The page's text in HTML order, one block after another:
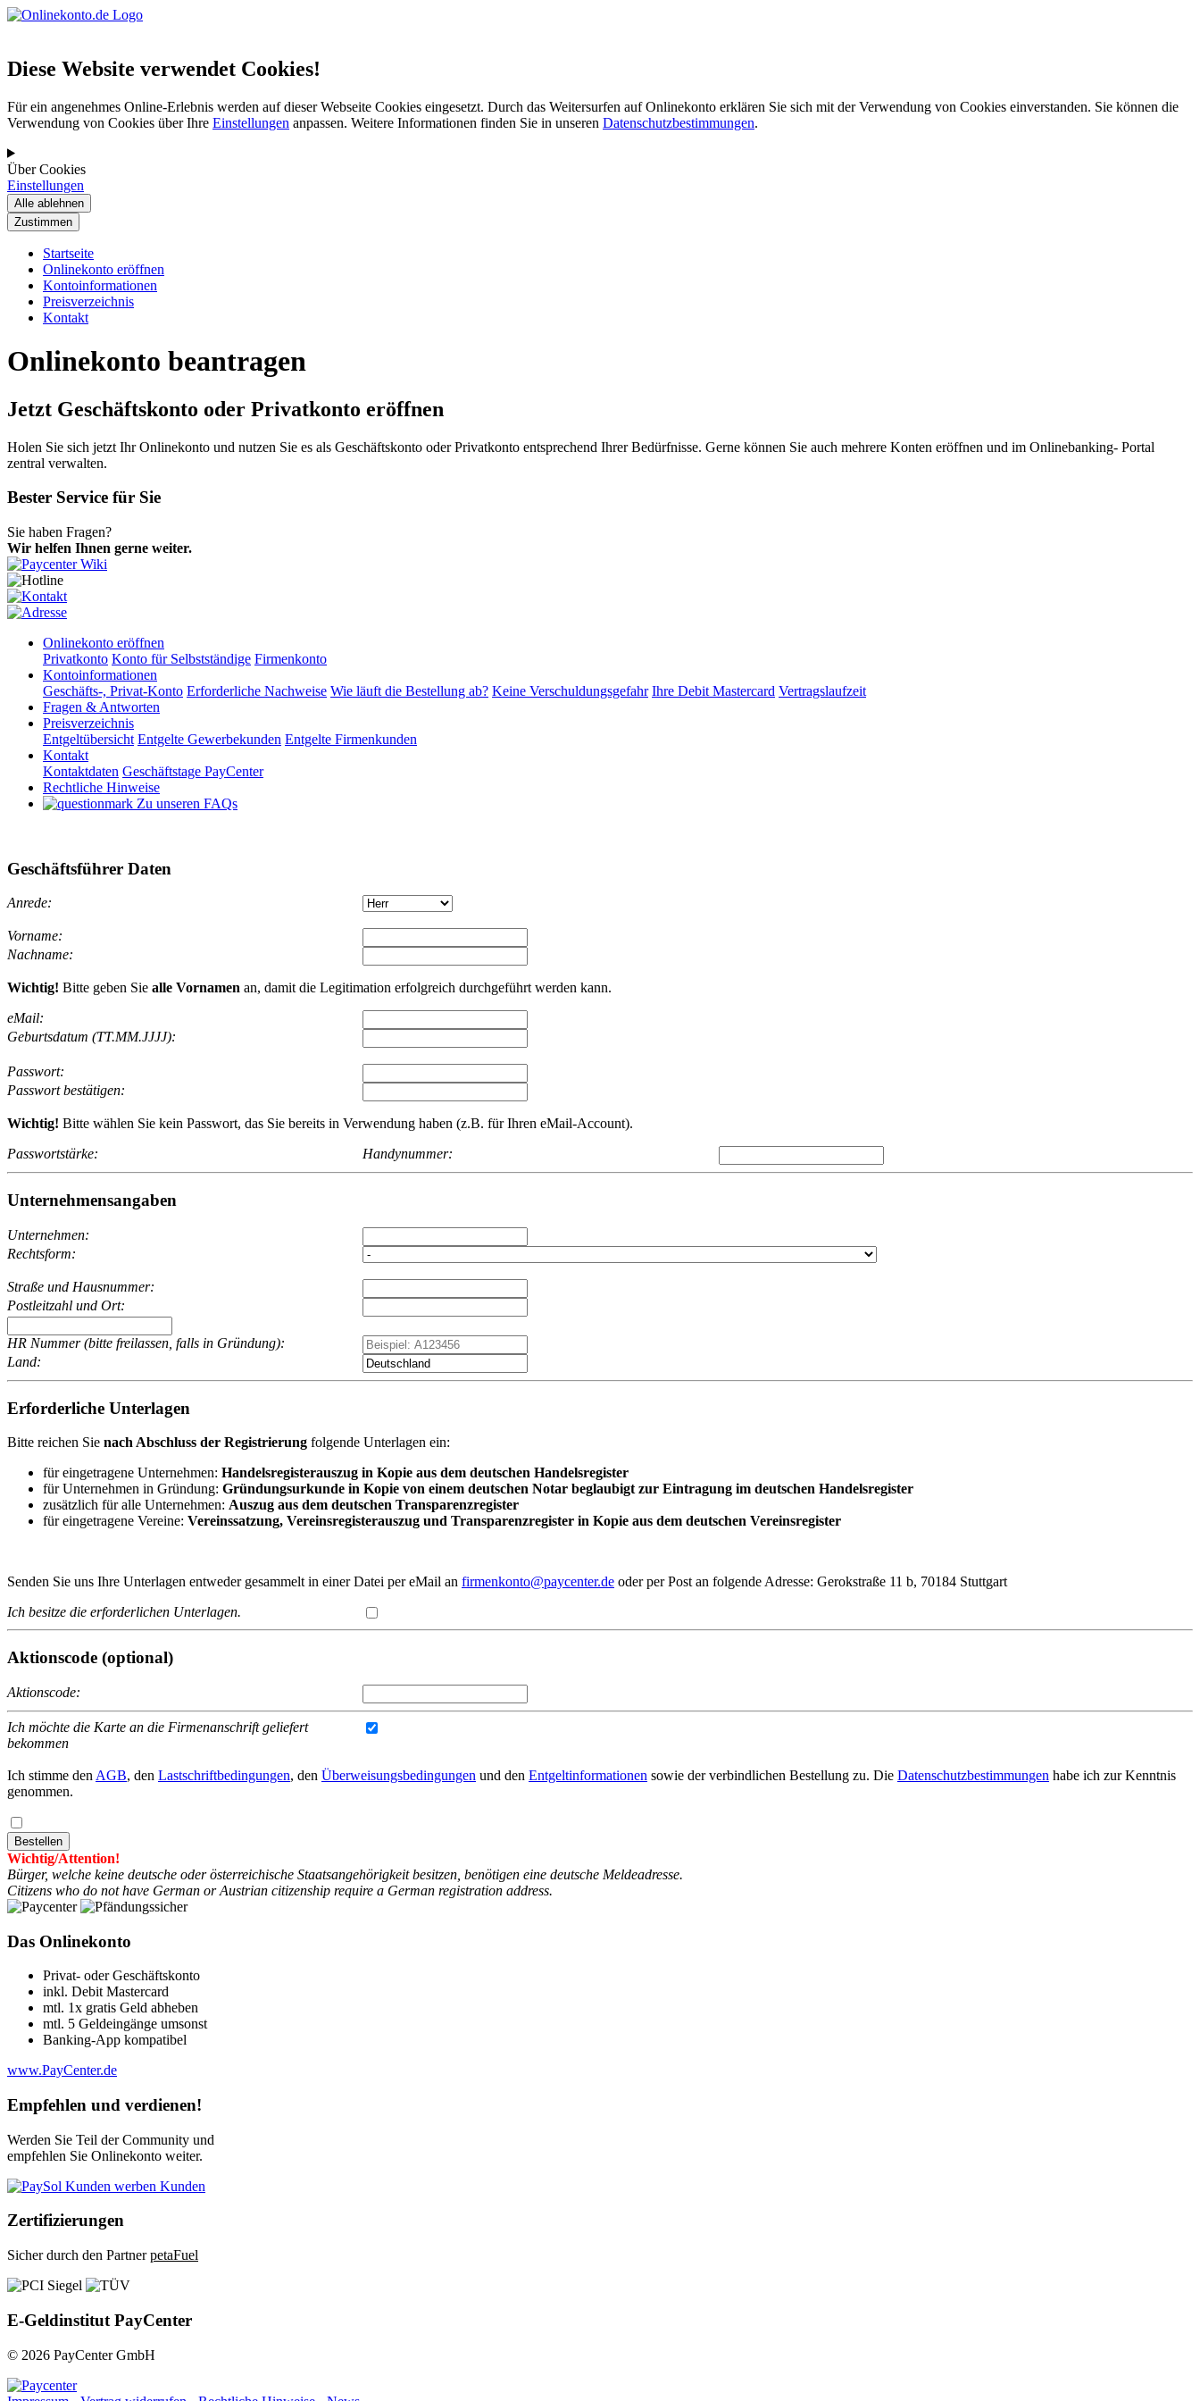
Diese Website verwendet Cookies!
Für ein angenehmes Online-Erlebnis werden auf dieser Webseite Cookies eingesetzt. Durch das Weitersurfen auf Onlinekonto erklären Sie sich mit der Verwendung von Cookies einverstanden. Sie können die
Verwendung von Cookies über Ihre Einstellungen anpassen. Weitere Informationen finden Sie in unseren Datenschutzbestimmungen.
Über Cookies
Einstellungen
Startseite
Onlinekonto eröffnen
Kontoinformationen
Preisverzeichnis
Kontakt
Onlinekonto beantragen
Jetzt Geschäftskonto oder Privatkonto eröffnen
Holen Sie sich jetzt Ihr Onlinekonto und nutzen Sie es als Geschäftskonto oder Privatkonto entsprechend Ihrer Bedürfnisse. Gerne können Sie auch mehrere Konten eröffnen und im Onlinebanking- Portal
zentral verwalten.
Bester Service für Sie
Sie haben Fragen?
Wir helfen Ihnen gerne weiter.
Onlinekonto eröffnen
Privatkonto Konto für Selbstständige Firmenkonto
Kontoinformationen
Geschäfts-, Privat-Konto Erforderliche Nachweise Wie läuft die Bestellung ab? Keine Verschuldungsgefahr Ihre Debit Mastercard Vertragslaufzeit
Fragen & Antworten
Preisverzeichnis
Entgeltübersicht Entgelte Gewerbekunden Entgelte Firmenkunden
Kontakt
Kontaktdaten Geschäftstage PayCenter
Rechtliche Hinweise
Zu unseren FAQs
Geschäftsführer Daten
Anrede:
Vorname:
Nachname:
Wichtig! Bitte geben Sie alle Vornamen an, damit die Legitimation erfolgreich durchgeführt werden kann.
eMail:
Geburtsdatum (TT.MM.JJJJ):
Passwort:
Passwort bestätigen:
Wichtig! Bitte wählen Sie kein Passwort, das Sie bereits in Verwendung haben (z.B. für Ihren eMail-Account).
Passwortstärke:
Handynummer:
Unternehmensangaben
Unternehmen:
Rechtsform:
Straße und Hausnummer:
Postleitzahl und Ort:
HR Nummer (bitte freilassen, falls in Gründung):
Land:
Erforderliche Unterlagen
Bitte reichen Sie nach Abschluss der Registrierung folgende Unterlagen ein:
für eingetragene Unternehmen: Handelsregisterauszug in Kopie aus dem deutschen Handelsregister
für Unternehmen in Gründung: Gründungsurkunde in Kopie von einem deutschen Notar beglaubigt zur Eintragung im deutschen Handelsregister
zusätzlich für alle Unternehmen: Auszug aus dem deutschen Transparenzregister
für eingetragene Vereine: Vereinssatzung, Vereinsregisterauszug und Transparenzregister in Kopie aus dem deutschen Vereinsregister
Senden Sie uns Ihre Unterlagen entweder gesammelt in einer Datei per eMail an firmenkonto@paycenter.de oder per Post an folgende Adresse: Gerokstraße 11 b, 70184 Stuttgart
Ich besitze die erforderlichen Unterlagen.
Aktionscode (optional)
Aktionscode:
Ich möchte die Karte an die Firmenanschrift geliefert
bekommen
Ich stimme den AGB, den Lastschriftbedingungen, den Überweisungsbedingungen und den Entgeltinformationen sowie der verbindlichen Bestellung zu. Die Datenschutzbestimmungen habe ich zur Kenntnis
genommen.
Wichtig/Attention!
Bürger, welche keine deutsche oder österreichische Staatsangehörigkeit besitzen, benötigen eine deutsche Meldeadresse.
Citizens who do not have German or Austrian citizenship require a German registration address.
Das Onlinekonto
Privat- oder Geschäftskonto
inkl. Debit Mastercard
mtl. 1x gratis Geld abheben
mtl. 5 Geldeingänge umsonst
Banking-App kompatibel
www.PayCenter.de
Empfehlen und verdienen!
Werden Sie Teil der Community und
empfehlen Sie Onlinekonto weiter.
Zertifizierungen
Sicher durch den PartnerpetaFuel
E-Geldinstitut PayCenter
© 2026 PayCenter GmbH